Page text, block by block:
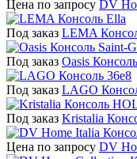
Цена по запросу DV
Под заказ LEMA
Под заказ Oasis
Под заказ LAGO
Под заказ Kristalia
Цена по запросу DV